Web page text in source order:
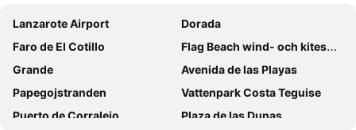
Lanzarote Airport
Dorada
Faro de El Cotillo
Flag Beach wind- och kitesurfingcenter
Grande
Avenida de las Playas
Papegojstranden
Vattenpark Costa Teguise
Puerto de Corralejo
Plaza de las Dunas